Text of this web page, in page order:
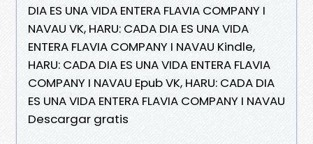
DIA ES UNA VIDA ENTERA FLAVIA COMPANY I
NAVAU VK, HARU: CADA DIA ES UNA VIDA
ENTERA FLAVIA COMPANY I NAVAU Kindle,
HARU: CADA DIA ES UNA VIDA ENTERA FLAVIA
COMPANY I NAVAU Epub VK, HARU: CADA DIA
ES UNA VIDA ENTERA FLAVIA COMPANY I NAVAU
Descargar gratis